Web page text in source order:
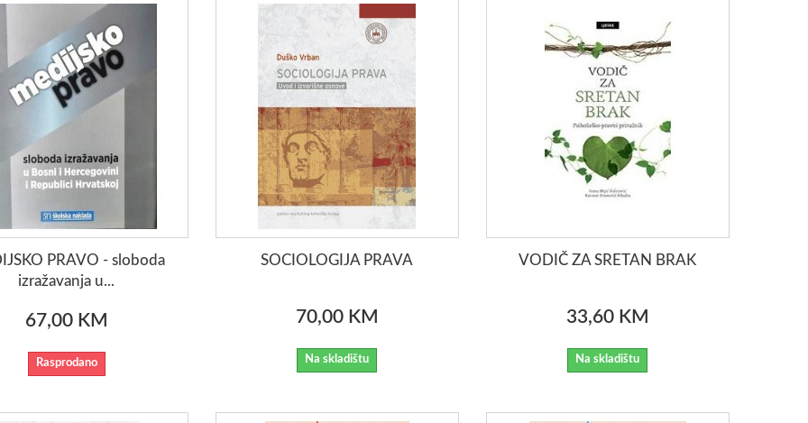
PRAVO - sloboda
izražavanja u...
67,00 KM
Rasprodano
SOCIOLOGIJA PRAVA
70,00 KM
Na skladištu
VODIČ ZA SRETAN BRAK
33,60 KM
Na skladištu